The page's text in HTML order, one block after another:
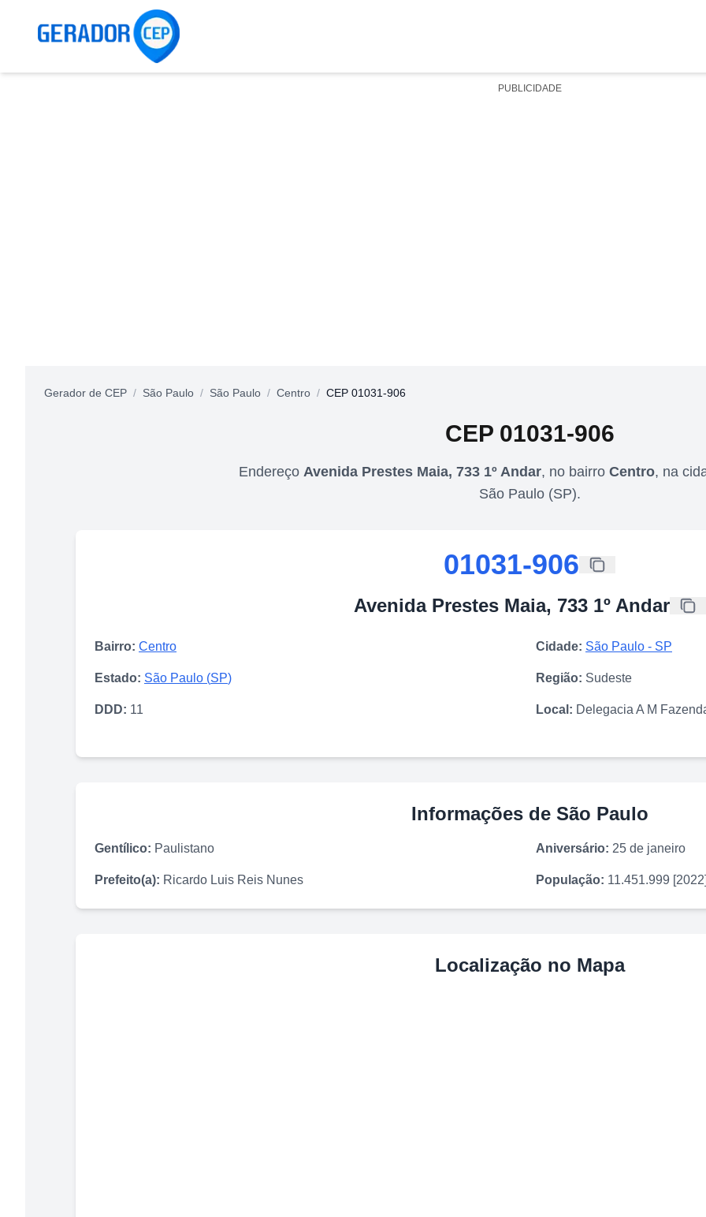
PUBLICIDADE
Gerador de CEP / São Paulo / São Paulo / Centro / CEP 01031-906
CEP 01031-906
Endereço Avenida Prestes Maia, 733 1º Andar, no bairro Centro, na
São Paulo(SP).
01031-906
Avenida Prestes Maia, 733 1º Andar
Bairro: Centro Cidade: São Paulo - SP
Estado: São Paulo (SP) Região: Sudeste
DDD: 11 Local: Delegacia A M
Informações de São Paulo
Gentílico: Paulistano Aniversário: 25 de janeiro
Prefeito(a): Ricardo Luis Reis Nunes População: 11.451.999
Localização no Mapa